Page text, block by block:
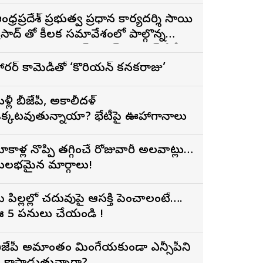
ప్రభుత్వ ప్రధాన కార్యదర్శి సాయి
కీలక సమావేశంలో పాల్గొన్న
ఎండి విశ్వనాథన్, పలు శాఖల
కామెడీతో ‘కొరియన్ కనకరాజు’
బీజేపీ, అకాలీదళ్
భేటీపై ఊహాగానాలు
నొప్పి తగ్గించే రోజువారీ అలవాట్లు…
మార్గాలు!
పిల్లల్లో చదువుపై ఆసక్తి పెంచాలంటే….
5 పనులు చేయండి !
అమాంతం మింగేయకుండా ఎన్సీపీని